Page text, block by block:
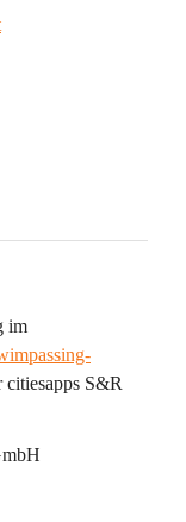
im
citiesapps S&R